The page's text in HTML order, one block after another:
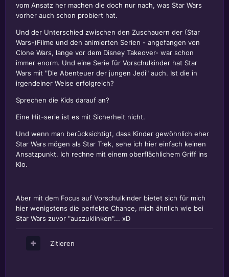
vom Ansatz her machen die doch nur nach, was Star Wars
vorher auch schon probiert hat.
Und der Unterschied zwischen den Zuschauern der (Star
Wars-)Filme und den animierten Serien - angefangen von
Clone Wars, lange vor dem Disney Takeover- war schon
immer enorm. Und eine Serie für Vorschulkinder hat Star
Wars mit "Die Abenteuer der jungen Jedi" auch. Ist die in
irgendeiner Weise erfolgreich?
Sprechen die Kids darauf an?
Eine Hit-serie ist es mit Sicherheit nicht.
Und wenn man berücksichtigt, dass Kinder gewöhnlich eher
Star Wars mögen als Star Trek, sehe ich hier einfach keinen
Ansatzpunkt. Ich rechne mit einem oberflächlichem Griff ins
Klo.
Aber mit dem Focus auf Vorschulkinder bietet sich für mich
hier wenigstens die perfekte Chance, mich ähnlich wie bei
Star Wars zuvor "auszuklinken"... xD
Zitieren